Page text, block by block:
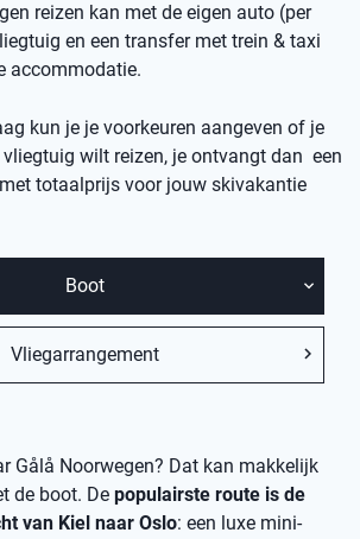
reizen kan met de eigen auto (per
en een transfer met trein & taxi
accommodatie.
kun je je voorkeuren aangeven of je
wilt reizen, je ontvangt dan een
totaalprijs voor jouw skivakantie
Boot
Vliegarrangement
Gålå Noorwegen? Dat kan makkelijk
de boot. De populairste route is de
van Kiel naar Oslo: een luxe mini-